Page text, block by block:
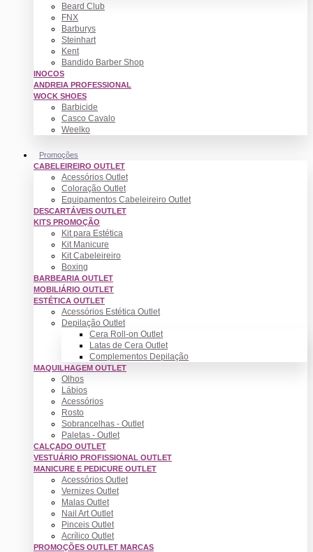
Beard Club
FNX
Barburys
Steinhart
Kent
Bandido Barber Shop
INOCOS
ANDREIA PROFESSIONAL
WOCK SHOES
Barbicide
Casco Cavalo
Weelko
Promoções
CABELEIREIRO OUTLET
Acessórios Outlet
Coloração Outlet
Equipamentos Cabeleireiro Outlet
DESCARTÁVEIS OUTLET
KITS PROMOÇÃO
Kit para Estética
Kit Manicure
Kit Cabeleireiro
Boxing
BARBEARIA OUTLET
MOBILIÁRIO OUTLET
ESTÉTICA OUTLET
Acessórios Estética Outlet
Depilação Outlet
Cera Roll-on Outlet
Latas de Cera Outlet
Complementos Depilação
MAQUILHAGEM OUTLET
Olhos
Lábios
Acessórios
Rosto
Sobrancelhas - Outlet
Paletas - Outlet
CALÇADO OUTLET
VESTUÁRIO PROFISSIONAL OUTLET
MANICURE E PEDICURE OUTLET
Acessórios Outlet
Vernizes Outlet
Malas Outlet
Nail Art Outlet
Pinceis Outlet
Acrílico Outlet
PROMOÇÕES OUTLET MARCAS